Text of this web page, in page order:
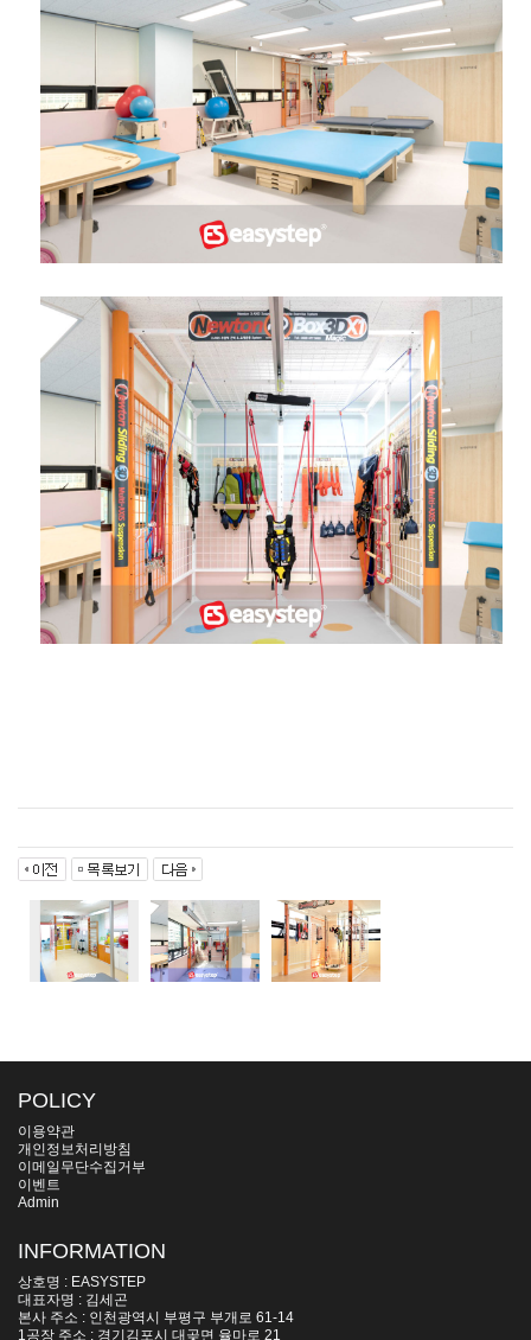
POLICY
이용약관
개인정보처리방침
이메일무단수집거부
이벤트
Admin
INFORMATION
상호명 : EASYSTEP
대표자명 : 김세곤
본사 주소 : 인천광역시 부평구 부개로 61-14
1공장 주소 : 경기김포시 대곶면 율마로 21